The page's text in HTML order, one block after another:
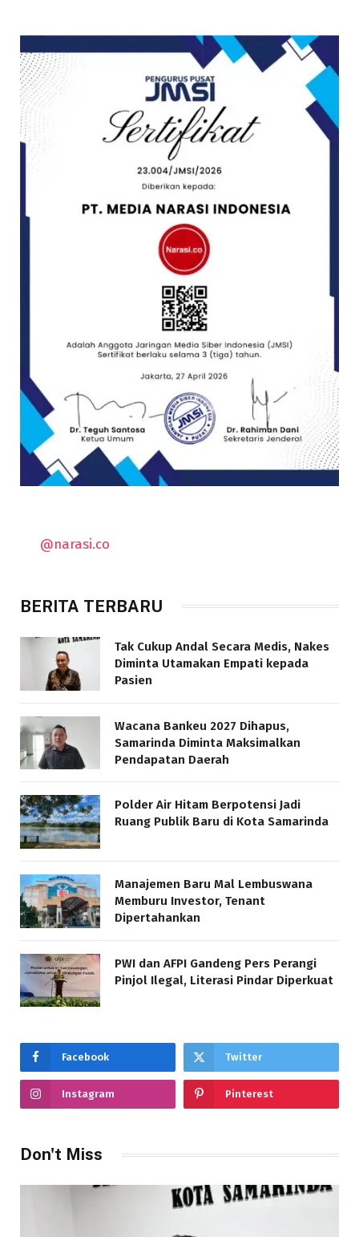
@narasi.co
BERITA TERBARU
Tak Cukup Andal Secara Medis, Nakes
Diminta Utamakan Empati kepada
Pasien
Wacana Bankeu 2027 Dihapus,
Samarinda Diminta Maksimalkan
Pendapatan Daerah
Polder Air Hitam Berpotensi Jadi
Ruang Publik Baru di Kota Samarinda
Manajemen Baru Mal Lembuswana
Memburu Investor, Tenant
Dipertahankan
PWI dan AFPI Gandeng Pers Perangi
Pinjol Ilegal, Literasi Pindar Diperkuat
Facebook Twitter
Instagram Pinterest
Don't Miss